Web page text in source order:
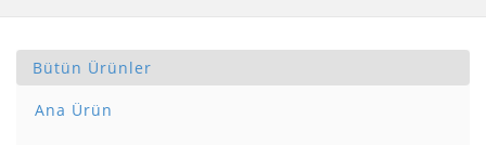
Bütün Ürünler
Ana Ürün